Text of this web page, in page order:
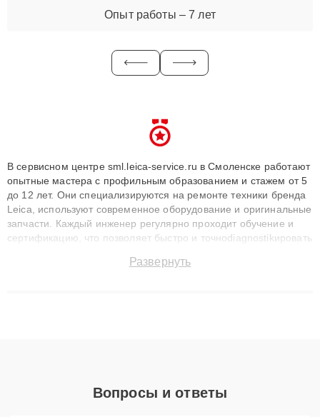
Опыт работы – 7 лет
В сервисном центре sml.leica-service.ru в Смоленске работают
опытные мастера с профильным образованием и стажем от 5
до 12 лет. Они специализируются на ремонте техники бренда
Leica, используют современное оборудование и оригинальные
запчасти. Каждый инженер регулярно проходит обучение и
сертификацию, что позволяет быстро и точноdiagnostikировать
до 3 лет. Наши мастера решают сложные случаи: от замены
Развернуть
Вопросы и ответы